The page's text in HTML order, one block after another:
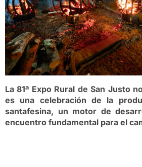
La 81ª Expo Rural de San Justo
es una celebración de la
santafesina, un motor de
encuentro fundamental para el